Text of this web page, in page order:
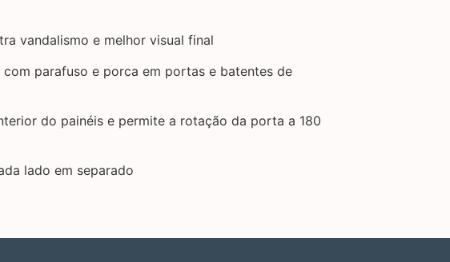
vandalismo e melhor visual final
parafuso e porca em portas e batentes de
do painéis e permite a rotação da porta a 180
lado em separado